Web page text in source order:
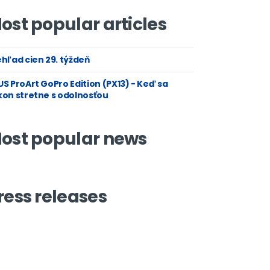
popular articles
cien 29. týždeň
ProArt GoPro Edition (PX13) - Keď sa
stretne s odolnosťou
popular news
releases